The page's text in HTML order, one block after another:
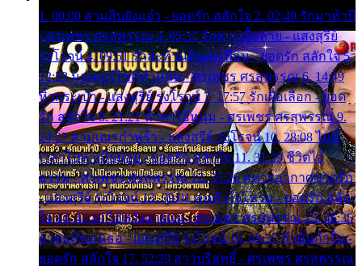
1. 00:00 สามสิบยังแจ๋ว - ยอดรัก สลักใจ 2. 02:49 รักมาห้าปี
- ศรเพชร ศรสุพรรณ 3. 05:57 รักสาวเสื้อลาย - แสงสุรีย์
รุ่งโรจน์ 4. 09:51 รักสะท้านดินสะเทือน - ยอดรัก สลักใจ 5.
12:23 มอเตอร์ไซค์ทำหล่น - ศรเพชร ศรสุพรรณ 6. 14:49
หิ้วกระเป๋า - แสงสุรีย์ รุ่งโรจน์ 7. 17:57 รักเผื่อเลือก - ยอด
รัก สลักใจ 8. 21:21 น้ำตาไอ้หนุ่ม - ศรเพชร ศรสุพรรณ 9.
24:27 สามเณรกำพร้า - แสงสุรีย์ รุ่งโรจน์ 10. 28:08 ไม่มี
เวลาไปหาเมียน้อย - ยอดรัก สลักใจ 11. 31:29 ชีวิตไอ้
ธรรม - ศรเพชร ศรสุพรรณ 12. 35:26 ทหารอากาศขาดรัก
- แสงสุรีย์ รุ่งโรจน์ 13. 39:01 คนหัวใจโทรม - ยอดรัก สลัก
ใจ 14. 42:49 ไอ้หวังตายแน่ - ศรเพชร ศรสุพรรณ 15. 46:35
ธาตุแท้ของเธอ - แสงสุรีย์ รุ่งโรจน์ 16. 49:57 กำนันกำใน -
ยอดรัก สลักใจ 17. 52:29 สาวบริสุทธิ์ - ศรเพชร ศรสุพรรณ